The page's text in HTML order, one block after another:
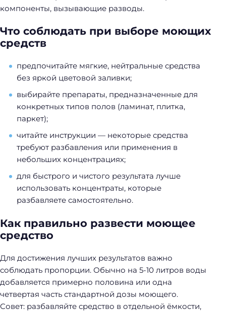
компоненты, вызывающие разводы.
Что соблюдать при выборе моющих
средств
предпочитайте мягкие, нейтральные средства
без яркой цветовой заливки;
выбирайте препараты, предназначенные для
конкретных типов полов (ламинат, плитка,
паркет);
читайте инструкции — некоторые средства
требуют разбавления или применения в
небольших концентрациях;
для быстрого и чистого результата лучше
использовать концентраты, которые
разбавляете самостоятельно.
Как правильно развести моющее
средство
Для достижения лучших результатов важно
соблюдать пропорции. Обычно на 5-10 литров воды
добавляется примерно половина или одна
четвертая часть стандартной дозы моющего.
Совет: разбавляйте средство в отдельной ёмкости,